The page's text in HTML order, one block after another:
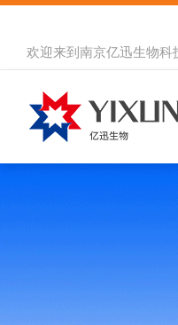
欢迎来到 南京亿迅生物科